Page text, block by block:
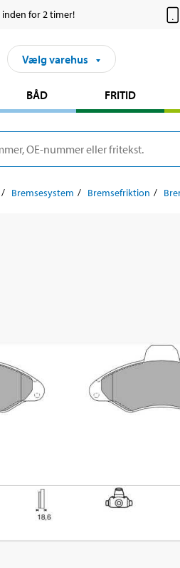
for 2 timer!
Vælg varehus
BÅD FRITID
Bremsesystem Bremsefriktion